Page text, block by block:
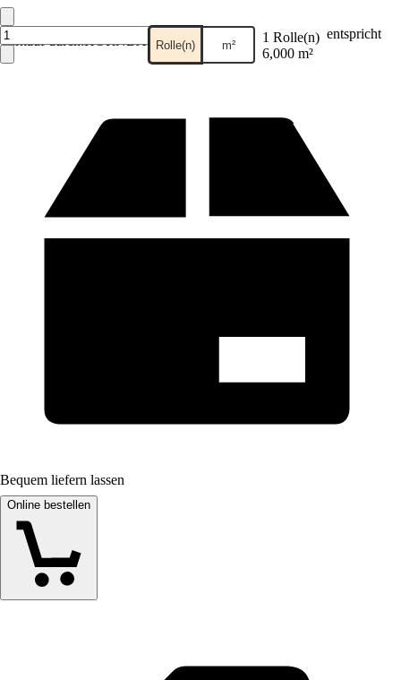
Verkauf durch:HORNBACHRolle(n) m² 1 Rolle(n) entspricht
6,000 m²
Bequem liefern lassen
Online bestellen